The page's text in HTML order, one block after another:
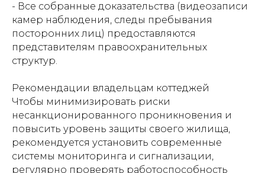
- Все собранные доказательства (видеозаписи
камер наблюдения, следы пребывания
посторонних лиц) предоставляются
представителям правоохранительных
структур.
Рекомендации владельцам коттеджей
Чтобы минимизировать риски
несанкционированного проникновения и
повысить уровень защиты своего жилища,
рекомендуется установить современные
системы мониторинга и сигнализации,
регулярно проверять работоспособность